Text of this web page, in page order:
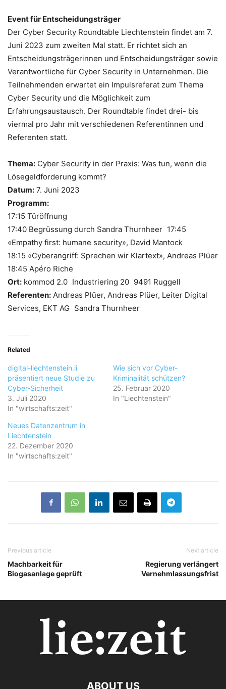
Event für Entscheidungsträger
Der Cyber Security Roundtable Liechtenstein findet am 7.
Juni 2023 zum zweiten Mal statt. Er richtet sich an
Entscheidungsträgerinnen und Entscheidungsträger sowie
Verantwortliche für Cyber Security in Unternehmen. Die
Teilnehmenden erwartet ein Impulsreferat zum Thema
Cyber Security und die Möglichkeit zum
Erfahrungsaustausch. Der Roundtable findet drei- bis
viermal pro Jahr mit verschiedenen Referentinnen und
Referenten statt.
Thema: Cyber Security in der Praxis: Was tun, wenn die
Lösegeldforderung kommt?
Datum: 7. Juni 2023
Programm:
17:15 Türöffnung
17:40 Begrüssung durch Sandra Thurnheer 17:45
«Empathy first: humane security», David Mantock
18:15 «Cyberangriff: Sprechen wir Klartext», Andreas Plüer
18:45 Apéro Riche
Ort: kommod 2.0 Industriering 20 9491 Ruggell
Referenten: Andreas Plüer, Andreas Plüer, Leiter Digital
Services, EKT AG Sandra Thurnheer
Related
digital-liechtenstein.li
präsentiert neue Studie zu
Cyber-Sicherheit
3. Juli 2020
In "wirtschafts:zeit"
Wie sich vor Cyber-
Kriminalität schützen?
25. Februar 2020
In "Liechtenstein"
Neues Datenzentrum in
Liechtenstein
22. Dezember 2020
In "wirtschafts:zeit"
Previous article
Machbarkeit für
Biogasanlage geprüft
Next article
Regierung verlängert
Vernehmlassungsfrist
ABOUT US